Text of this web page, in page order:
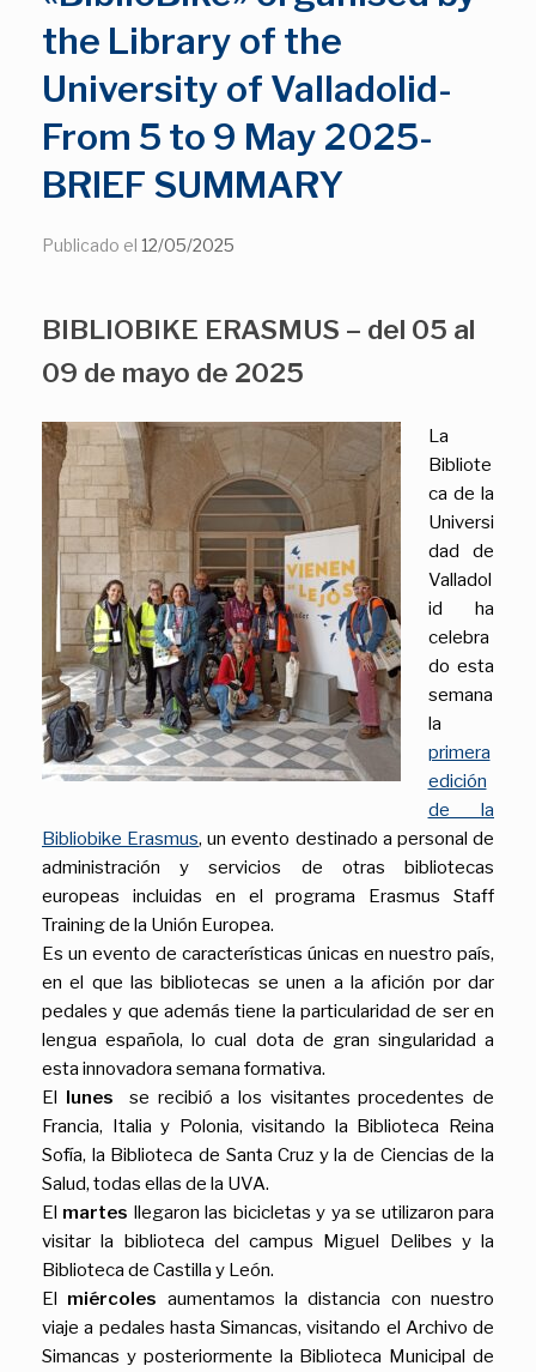
the Library of the
University of Valladolid-
From 5 to 9 May 2025-
BRIEF SUMMARY
Publicado el 12/05/2025
BIBLIOBIKE ERASMUS – del 05 al
09 de mayo de 2025
La
Bibliote
ca de la
Universi
dad de
Valladol
id ha
celebra
do esta
semana
la
primera
edición
de la
Bibliobike Erasmus, un evento destinado a personal de
administración y servicios de otras bibliotecas
europeas incluidas en el programa Erasmus Staff
Training de la Unión Europea.
Es un evento de características únicas en nuestro país,
en el que las bibliotecas se unen a la afición por dar
pedales y que además tiene la particularidad de ser en
lengua española, lo cual dota de gran singularidad a
esta innovadora semana formativa.
El lunes se recibió a los visitantes procedentes de
Francia, Italia y Polonia, visitando la Biblioteca Reina
Sofía, la Biblioteca de Santa Cruz y la de Ciencias de la
Salud, todas ellas de la UVA.
El martes llegaron las bicicletas y ya se utilizaron para
visitar la biblioteca del campus Miguel Delibes y la
Biblioteca de Castilla y León.
El miércoles aumentamos la distancia con nuestro
viaje a pedales hasta Simancas, visitando el Archivo de
Simancas y posteriormente la Biblioteca Municipal de